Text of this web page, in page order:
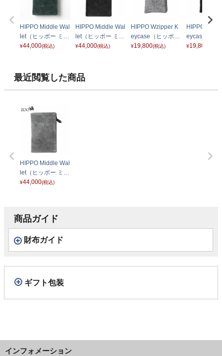
HIPPO Middle Wal
let（ヒッポー ミド
ルウォレット） Z
¥44,000(税込)
HIPPO Middle Wal
let（ヒッポー ミド
ルウォレット） Z
¥44,000(税込)
HIPPO Wzipper K
eycase（ヒッポー
ダブルジッパー キ
¥19,800(税込)
HIPPO
eycase（ヒ
ダブルジッ
¥19,800
最近閲覧した商品
HIPPO Middle Wal
let（ヒッポー ミド
ルウォレット） Z
¥44,000(税込)
商品ガイド
財布ガイド
ギフト包装
インフォメーション